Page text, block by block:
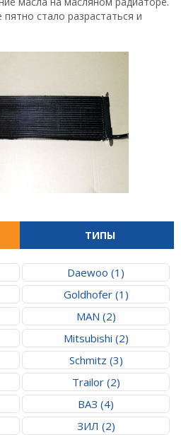
стало разрастаться и
ТИПЫ
Daewoo (1)
Goldhofer (1)
MAN (2)
Mitsubishi (2)
Schmitz (3)
Trailor (2)
ВАЗ (4)
ЗИЛ (2)